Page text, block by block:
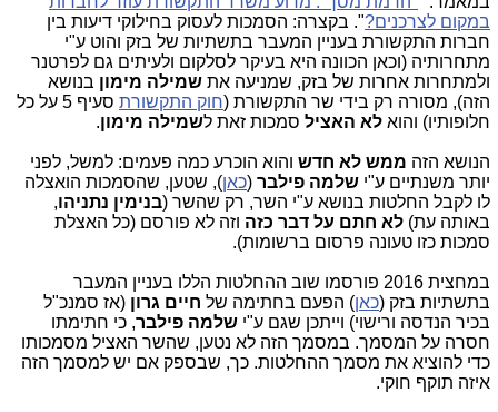
במקום לצרכנים?". בקצרה: הסמכות לעסוק בחילוקי דיעות בין
חברות התקשורת בעניין המעבר בתשתיות של בזק והוט ע"י
מתחרותיה (וכאן הכוונה היא בעיקר לסלקום ולעיתים גם לפרטנר
ולמתחרות אחרות של בזק, שמניעה את שמילה מימון בנושא
הזה), מסורה רק בידי שר התקשורת (חוק התקשורת
סעיף 5 על כל
חלופותיו) והוא לא האציל סמכות זאת לשמילה מימון.
הנושא הזה ממש לא חדש והוא הוכרע כמה פעמים: למשל, לפני
יותר משנתיים ע"י שלמה פילבר (כאן), שטען, שהסמכות הואצלה
לו לקבל החלטות בנושא ע"י השר, רק שהשר (בנימין נתניהו,
באותה עת) לא חתם על דבר כזה וזה לא פורסם (כל האצלת
סמכות כזו טעונה פרסום ברשומות).
במחצית 2016 פורסמו שוב ההחלטות הללו בעניין המעבר
בתשתיות בזק (כאן) הפעם בחתימה של חיים גרון (אז סמנכ"ל
בכיר הנדסה ורישוי) וייתכן שגם ע"י שלמה פילבר, כי חתימתו
חסרה על המסמך. במסמך הזה לא נטען, שהשר האציל מסמכותו
כדי להוציא את מסמך ההחלטות. כך, שבספק אם יש למסמך הזה
איזה תוקף חוקי.